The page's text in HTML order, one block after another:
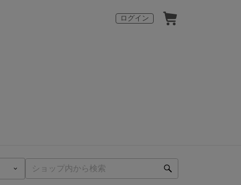
ログイン